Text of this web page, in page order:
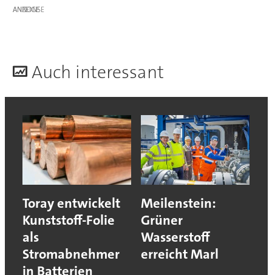
ANZEIGE
Auch interessant
Toray entwickelt
Kunststoff-Folie
als
Stromabnehmer
in Batterien
Meilenstein:
Grüner
Wasserstoff
erreicht Marl